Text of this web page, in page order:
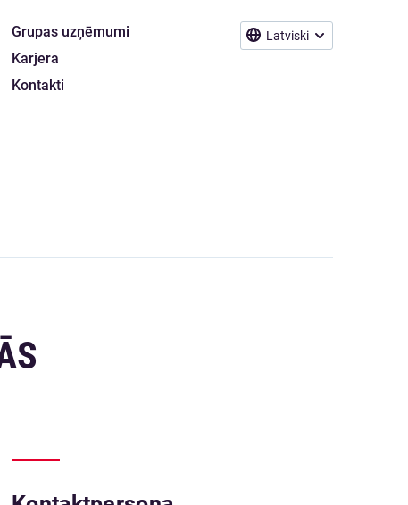
Latviski
Grupas uzņēmumi
Karjera
Kontakti